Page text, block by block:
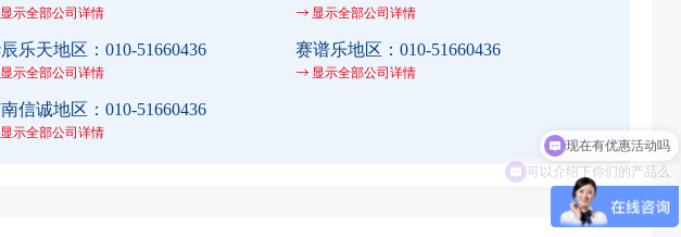
示全部公司详情 显示全部公司详情
乐天地区： 010-51660436
示全部公司详情
赛谱乐地区：010-51660436
显示全部公司详情
信诚地区： 010-51660436
示全部公司详情
可以介绍下你们的产品么